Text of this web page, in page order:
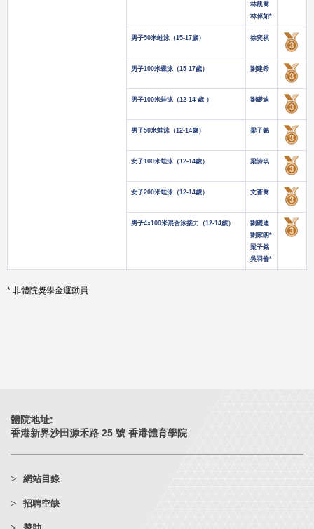
林凱喬
林倬如*
男子50米蛙泳（15-17歲） 徐奕祺
男子100米蝶泳（15-17歲） 劉建希
男子100米蛙泳（12-14 歲 ） 劉礎迪
男子50米蛙泳（12-14歲） 梁子銘
女子100米蛙泳（12-14歲） 梁詩琪
女子200米蛙泳（12-14歲） 文薈喬
男子4x100米混合泳接力（12-14歲）
劉礎迪
劉家朗*
梁子銘
吳羽倫*
* 非體院獎學金運動員
體院地址:
香港新界沙田源禾路 25 號 香港體育學院
網站目錄
招聘空缺